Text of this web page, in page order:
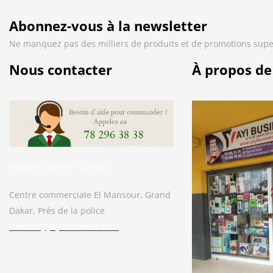
Abonnez-vous à la newsletter
Ne manquez pas des milliers de produits et de promotions
Nous contacter
Centre commerciale El Mansour, Grand
Dakar, Prés de la police
À propos
Bonjour. En quoi puis-je vous aider ?